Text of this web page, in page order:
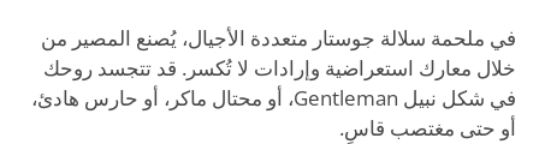
في ملحمة سلالة جوستار متعددة الأجيال، يُصنع المصير من
خلال معارك استعراضية وإرادات لا تُكسر. قد تتجسد روحك
في شكل نبيل Gentleman، أو محتال ماكر، أو حارس هادئ،
أو حتى مغتصب قاسٍ.